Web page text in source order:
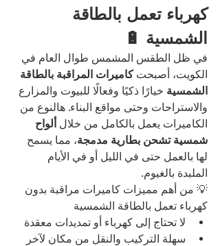
كهرباء تعمل بالطاقة
الشمسية 🔋
في ظل الطقس المشمس طوال العام في
الكويت، أصبحت كاميرات المراقبة بالطاقة
الشمسية خيارًا ذكيًا وفعالًا للبيوت والمزارع
والاستراحات وحتى مواقع البناء. هالنوع من
الكاميرات يعمل بالكامل من خلال ألواح
شمسية تشحن بطارية مدمجة، مما يسمح
لها بالعمل حتى في الليل أو في الأيام
الملبدة بالغيوم.
💡 من أهم مميزات كاميرات مراقبة بدون
كهرباء تعمل بالطاقة الشمسية
لا تحتاج إلى كهرباء أو تمديدات معقدة
سهلة التركيب والنقل من مكان لآخر